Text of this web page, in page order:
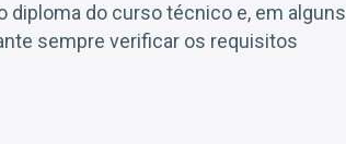
do curso técnico e, em alguns
sempre verificar os requisitos